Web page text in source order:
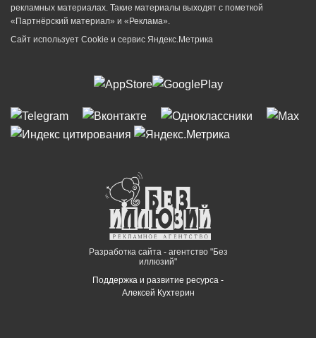
рекламных материалах. Такие материалы выходят с пометкой
«Партнёрский материал» и «Реклама».
Сайт использует Cookie и сервиc Яндекс.Метрика
Разработка сайта - агентство "Без
иллюзий"
Поддержка и развитие ресурса -
Алексей Кухтерин